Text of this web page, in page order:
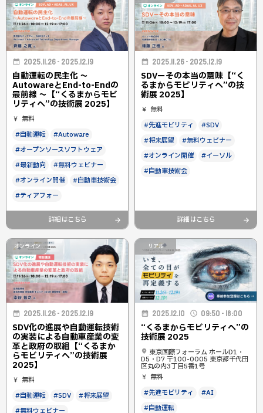
2025.11.26 - 2025.12.19
自動運転の民主化 〜
AutowareとEnd-to-Endの
最前線 〜【“くるまからモビ
リティへ”の技術展 2025】
無料
#自動運転
#Autoware
#オープンソースソフトウェア
#最新動向
#無料ウェビナー
#オンライン開催
#自動車技術会
#ティアフォー
詳細はこちら
2025.11.26 - 2025.12.19
SDVーその本当の意味【“く
るまからモビリティへ”の技
術展 2025】
無料
#先進モビリティ
#SDV
#将来展望
#無料ウェビナー
#オンライン開催
#イーソル
#自動車技術会
詳細はこちら
オンライン
2025.11.26 - 2025.12.19
SDV化の進展や自動運転技術
の実装による自動車産業の変
革と政府の取組【“くるまか
らモビリティへ”の技術展
2025】
無料
#自動運転 #SDV
#将来展望
リアル
2025.12.10 09:50 - 18:00
“くるまからモビリティへ”の
技術展 2025
東京国際フォーラム ホールD1・
D5・D7 〒100-0005 東京都千代田
区丸の内3丁目5番1号
無料
#先進モビリティ
#AI
#自動運転